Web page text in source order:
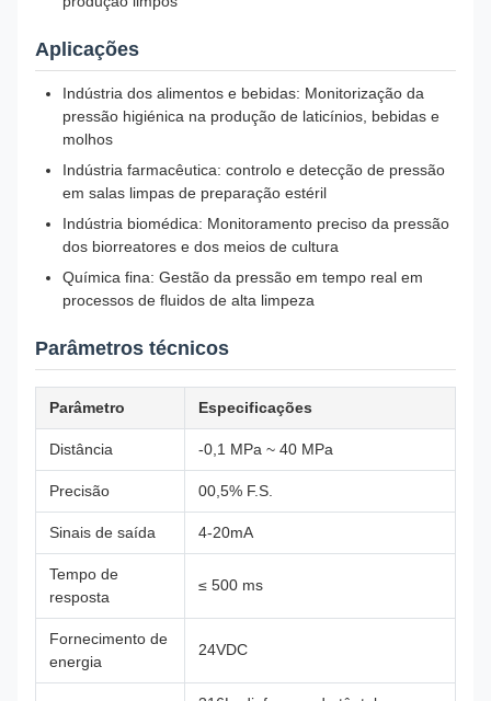
Aplicações
Indústria dos alimentos e bebidas: Monitorização da
pressão higiénica na produção de laticínios, bebidas e
molhos
Indústria farmacêutica: controlo e detecção de pressão
em salas limpas de preparação estéril
Indústria biomédica: Monitoramento preciso da pressão
dos biorreatores e dos meios de cultura
Química fina: Gestão da pressão em tempo real em
processos de fluidos de alta limpeza
Parâmetros técnicos
Parâmetro Especificações
Distância -0,1 MPa ~ 40 MPa
Precisão 00,5% F.S.
Sinais de saída 4-20mA
Tempo de
resposta
≤ 500 ms
Fornecimento de
energia
24VDC